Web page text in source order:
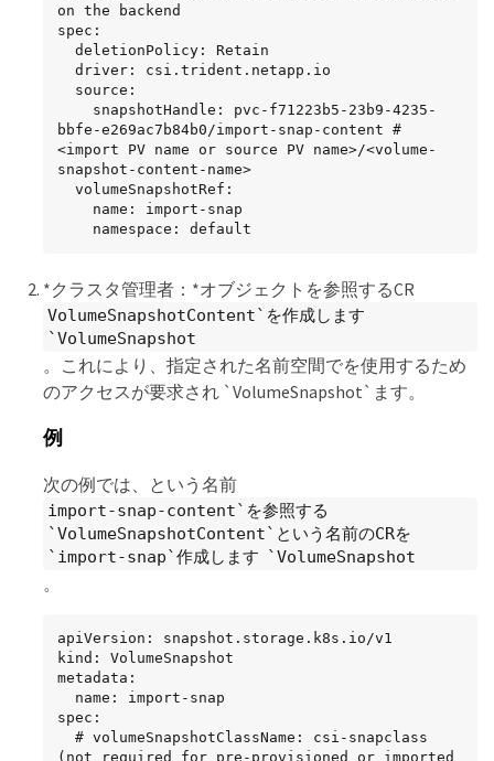
on the backend
spec:
bbfe-e269ac7b84b0/import-snap-content #
<import PV name or source PV name>/<volume-
snapshot-content-name>
    namespace: default
*クラスタ管理者：*オブジェクトを参照するCR
VolumeSnapshotContent`を作成します
`VolumeSnapshot
。これにより、指定された名前空間でを使用するため
のアクセスが要求され `VolumeSnapshot`ます。
例
次の例では、という名前
import-snap-content`を参照する
`VolumeSnapshotContent`という名前のCRを
`import-snap`作成します `VolumeSnapshot
。
apiVersion: snapshot.storage.k8s.io/v1
kind: VolumeSnapshot
metadata:
spec:
(not required for pre-provisioned or imported